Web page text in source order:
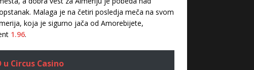
Malaga je na četiri posledja meča na svom
koja je sigurno jača od Amorebijete,
1.96.
u Circus Casino